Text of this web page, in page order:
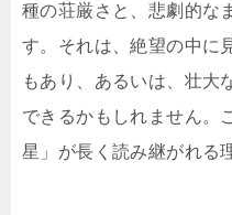
種の荘厳さと、悲劇的な
す。それは、絶望の中に
もあり、あるいは、壮大
できるかもしれません。
星」が長く読み継がれる